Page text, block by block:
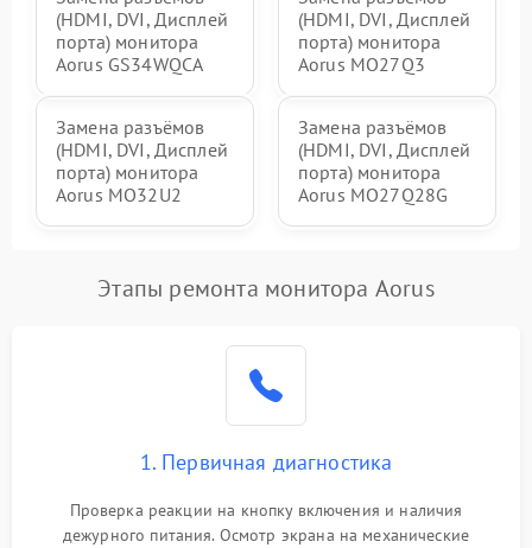
(HDMI, DVI, Дисплей
порта) монитора
Aorus GS34WQCA
(HDMI, DVI, Дисплей
порта) монитора
Aorus MO27Q3
Замена разъёмов
(HDMI, DVI, Дисплей
порта) монитора
Aorus MO32U2
Замена разъёмов
(HDMI, DVI, Дисплей
порта) монитора
Aorus MO27Q28G
Этапы ремонта монитора Aorus
1. Первичная диагностика
Проверка реакции на кнопку включения и наличия
дежурного питания. Осмотр экрана на механические